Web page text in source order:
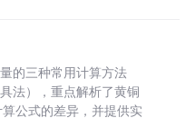
的三种常用计算方法
法），重点解析了黄铜
算公式的差异，并提供实